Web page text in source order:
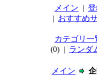
メイン |
| おすすめ
カテゴリ一
(0) | ランダ
メイン